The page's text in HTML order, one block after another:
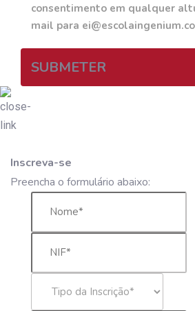
consentimento em qualquer
mail para
SUBMETER
Inscreva-se
Preencha o formulário abaixo: